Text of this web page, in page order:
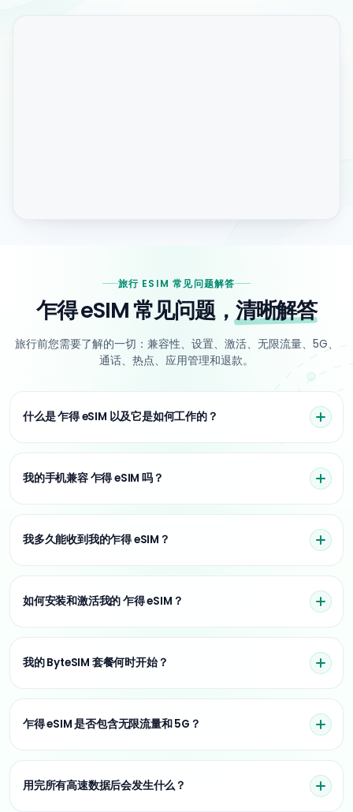
旅行 ESIM 常见问题解答
乍得 eSIM 常见问题， 清晰解答
旅行前您需要了解的一切：兼容性、设置、激活、无限流量、5G、
通话、热点、应用管理和退款。
什么是 乍得 eSIM 以及它是如何工作的？
我的手机兼容 乍得 eSIM 吗？
我多久能收到我的乍得 eSIM？
如何安装和激活我的 乍得 eSIM？
我的 ByteSIM 套餐何时开始？
乍得 eSIM 是否包含无限流量和 5G？
用完所有高速数据后会发生什么？